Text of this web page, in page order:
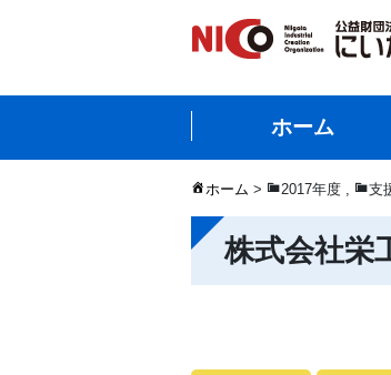
ホーム
ホーム > 2017年度 , 支
株式会社栄